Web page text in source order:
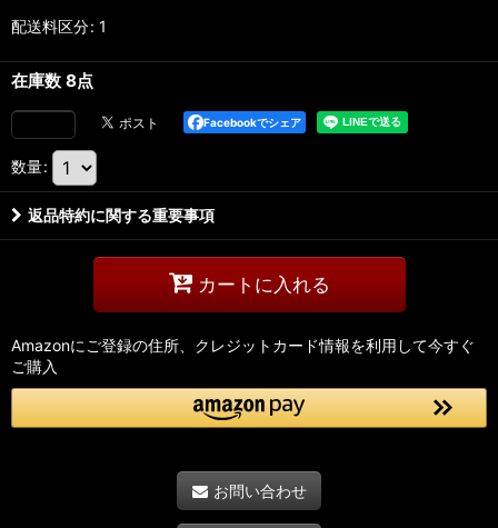
配送料区分: 1
在庫数 8点
Facebookでシェア
数量:
返品特約に関する重要事項
カートに入れる
Amazonにご登録の住所、クレジットカード情報を利用して今すぐ
ご購入
お問い合わせ